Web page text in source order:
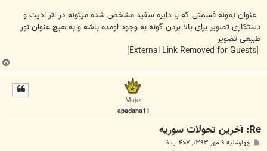
عنوان نمونه قسمتی که با دایره سفید مشخص شده میتونه در اثر ادیت و
دستکاری تصویر برای بالا بردن گونه به وجود اومده باشه و به هیچ عنوان نور
طبیعی تصویر
ب
ا
Major
apadana11
Re: آخرين تحولات سوريه
پ چهارشنبه ۹ مهر ۱۳۹۳, ۴:۰۷ ب.ظ